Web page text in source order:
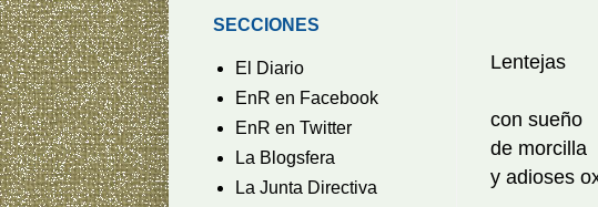
Lentejas
con sueño
de morcilla
y adioses
SECCIONES
El Diario
EnR en Facebook
EnR en Twitter
La Blogsfera
La Junta Directiva